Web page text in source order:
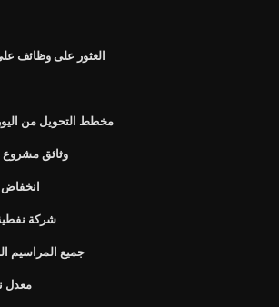
العثور على وظائف
مخطط التحويل من
وثائق مشروع
انخفاض
شركة
جميع المراسيم
معدل